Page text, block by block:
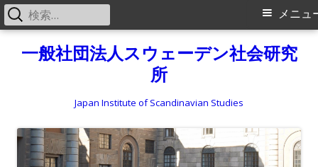
一般社団法人スウェーデン社会研究
所
Japan Institute of Scandinavian Studies
メ
メニュ
検
索: